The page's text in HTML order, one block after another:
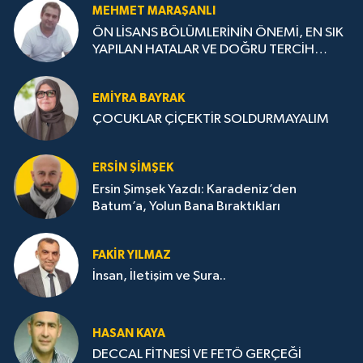
MEHMET MARAŞANLI
ÖN LİSANS BÖLÜMLERİNİN ÖNEMİ, EN SIK
YAPILAN HATALAR VE DOĞRU TERCİH
EMIYRA BAYRAK
ÇOCUKLAR ÇİÇEKTİR SOLDURMAYALIM
ERSIN ŞIMŞEK
Ersin Şimşek Yazdı: Karadeniz’den
Batum’a, Yolun Bana Bıraktıkları
FAKIR YILMAZ
İnsan, İletişim ve Şura..
HASAN KAYA
DECCAL FİTNESİ VE FETÖ GERÇEĞİ